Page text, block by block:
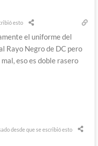
esto
el uniforme del
Rayo Negro de DC pero
eso es doble rasero
desde que se escribió esto